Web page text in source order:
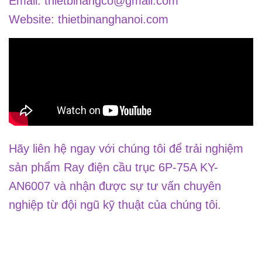
Website: thietbinanghanoi.com
Hãy liên hệ ngay với chúng tôi để trải nghiệm
sản phẩm Ray điện cầu trục 6P-75A KY-
AN6007 và nhận được sự tư vấn chuyên
nghiệp từ đội ngũ kỹ thuật của chúng tôi.